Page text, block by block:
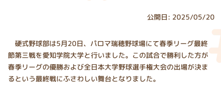
公開日: 2025/05/20
硬式野球部は5月20日、パロマ瑞穂野球場にて春季リーグ最終
節第三戦を愛知学院大学と行いました。この試合で勝利した方が
春季リーグの優勝および全日本大学野球選手権大会の出場が決ま
るという最終戦にふさわしい舞台となりました。